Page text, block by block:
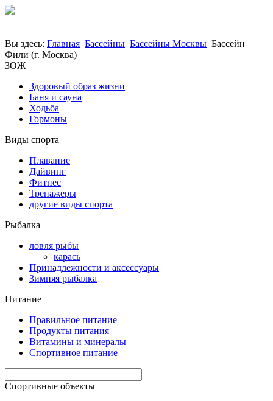
Вы здесь: Главная Бассейны Бассейны Москвы Бассейн
Фили (г. Москва)
ЗОЖ
Здоровый образ жизни
Баня и сауна
Ходьба
Гормоны
Виды спорта
Плавание
Дайвинг
Фитнес
Тренажеры
другие виды спорта
Рыбалка
ловля рыбы
карась
Принадлежности и аксессуары
Зимняя рыбалка
Питание
Правильное питание
Продукты питания
Витамины и минералы
Спортивное питание
Спортивные объекты